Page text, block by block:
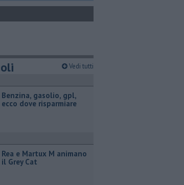
Vedi tutti
​Benzina, gasolio, gpl,
ecco dove risparmiare
Rea e Martux M animano
il Grey Cat